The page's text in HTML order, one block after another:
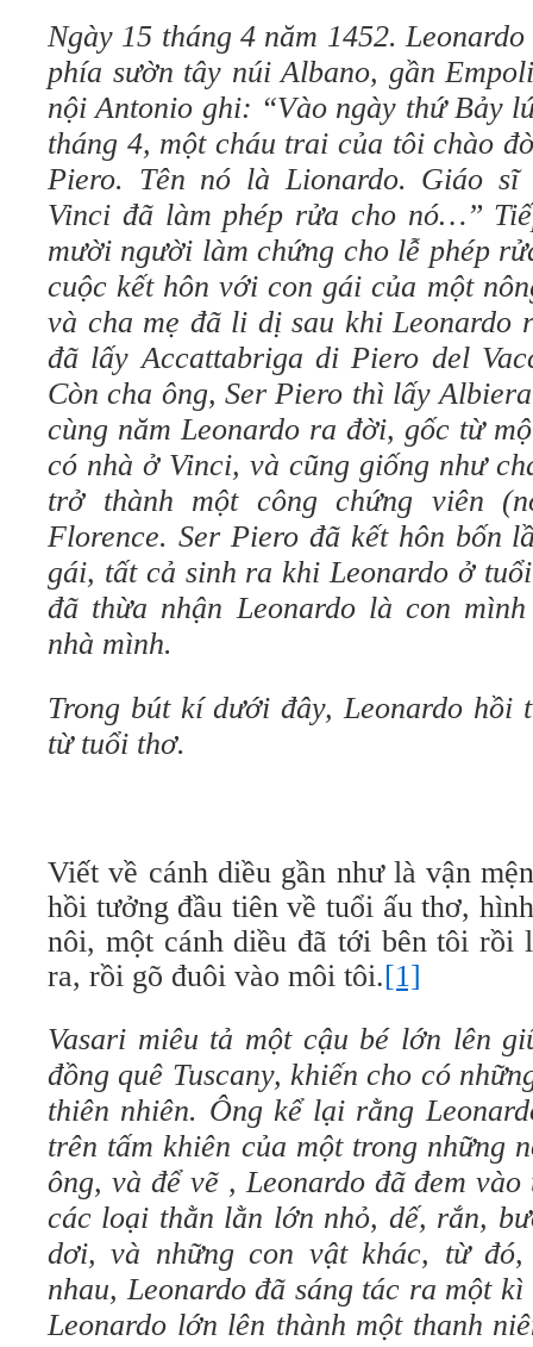
Ngày 15 tháng 4 năm 1452.
phía sườn tây núi Albano, gần
nội Antonio ghi: “Vào ngày thứ Bảy
tháng 4, một cháu trai của tôi chào
Piero. Tên nó là Lionardo. Giáo sĩ
Vinci đã làm phép rửa cho nó…”
mười người làm chứng cho lễ phép
cuộc kết hôn với con gái của một
và cha mẹ đã li dị sau khi Leonardo
đã lấy Accattabriga di Piero del
Còn cha ông, Ser Piero thì lấy
cùng năm Leonardo ra đời, gốc từ
có nhà ở Vinci, và cũng giống như
trở thành một công chứng viên
Florence. Ser Piero đã kết hôn bốn
gái, tất cả sinh ra khi Leonardo ở
đã thừa nhận Leonardo là con
nhà mình.
Trong bút kí dưới đây, Leonardo hồi
từ tuổi thơ.
Viết về cánh diều gần như là vận
hồi tưởng đầu tiên về tuổi ấu thơ,
nôi, một cánh diều đã tới bên tôi rồi
ra, rồi gõ đuôi vào môi tôi.[1]
Vasari miêu tả một cậu bé lớn lên
đồng quê Tuscany, khiến cho có
thiên nhiên. Ông kể lại rằng
trên tấm khiên của một trong những
ông, và để vẽ , Leonardo đã đem
các loại thằn lằn lớn nhỏ, dế, rắn,
dơi, và những con vật khác, từ
nhau, Leonardo đã sáng tác ra một
Leonardo lớn lên thành một thanh